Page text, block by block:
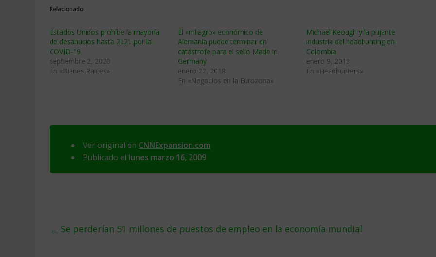
Relacionado
Estados Unidos prohíbe la mayoría
de desahucios hasta 2021 por la
COVID-19
septiembre 2, 2020
En «Bienes Raices»
El «milagro» económico de
Alemania puede terminar en
catástrofe para el sello Made in
Germany
enero 22, 2018
En «Negocios en la Eurozona»
Michael Keough y la pujante
industria del headhunting en
Colombia
enero 9, 2013
En «Headhunters»
Ver original en CNNExpansion.com
Publicado el lunes marzo 16, 2009
← Se perderí­an 51 millones de puestos de empleo en la economí­a mundial